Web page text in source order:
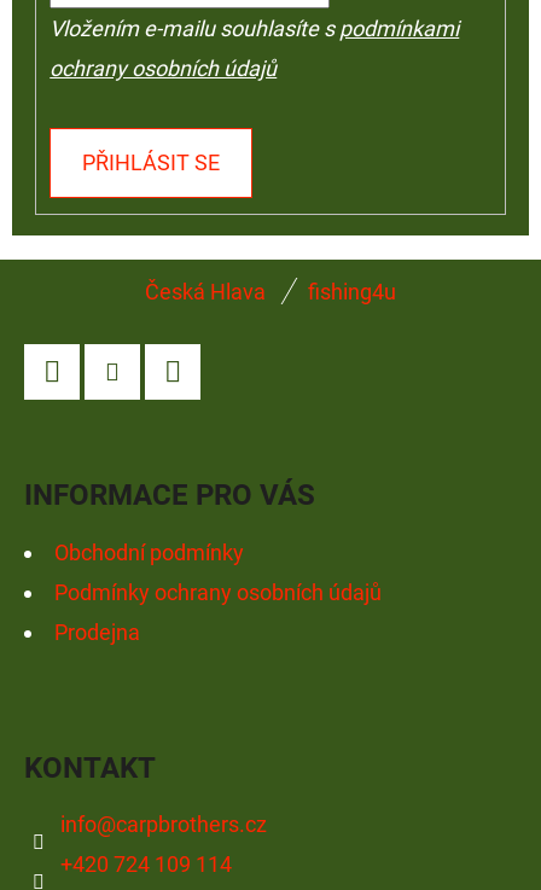
Vložením e-mailu souhlasíte spodmínkami
ochrany osobních údajů
PŘIHLÁSIT SE
Česká Hlava fishing4u
INFORMACE PRO VÁS
Obchodní podmínky
Podmínky ochrany osobních údajů
Prodejna
KONTAKT
info@carpbrothers.cz
+420 724 109 114